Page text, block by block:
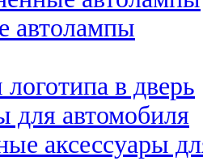
автолампы
в дверь
для автомобиля
аксессуары